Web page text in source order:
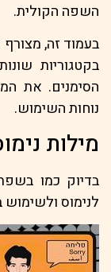
השפה הקולית.
בעמוד זה, מצורף
בקטגוריות
הסימנים. את
נוחות השימוש.
מילות נימוס
בדיוק כמו
לנימוס ולשימוש